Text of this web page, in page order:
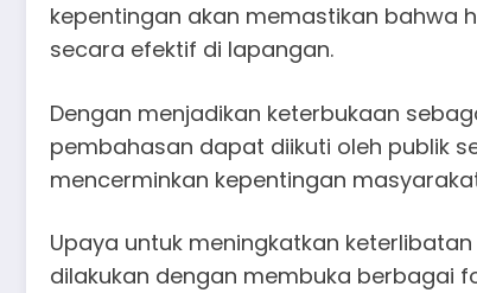
kepentingan akan memastikan bahwa
secara efektif di lapangan.
Dengan menjadikan keterbukaan
pembahasan dapat diikuti oleh publik
mencerminkan kepentingan
Upaya untuk meningkatkan
dilakukan dengan membuka berbagai